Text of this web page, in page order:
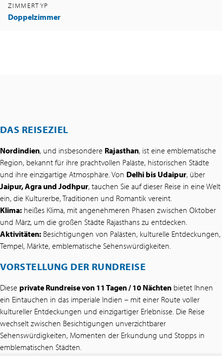
ZIMMERTYP
Doppelzimmer
DAS REISEZIEL
Nordindien, und insbesondere Rajasthan, ist eine emblematische
Region, bekannt für ihre prachtvollen Paläste, historischen Städte
und ihre einzigartige Atmosphäre. Von Delhi bis Udaipur, über
Jaipur, Agra und Jodhpur, tauchen Sie auf dieser Reise in eine Welt
ein, die Kulturerbe, Traditionen und Romantik vereint.
Klima: heißes Klima, mit angenehmeren Phasen zwischen Oktober
und März, um die großen Städte Rajasthans zu entdecken.
Aktivitäten: Besichtigungen von Palästen, kulturelle Entdeckungen,
Tempel, Märkte, emblematische Sehenswürdigkeiten.
VORSTELLUNG DER RUNDREISE
Diese private Rundreise von 11 Tagen / 10 Nächten bietet Ihnen
ein Eintauchen in das imperiale Indien – mit einer Route voller
kultureller Entdeckungen und einzigartiger Erlebnisse. Die Reise
wechselt zwischen Besichtigungen unverzichtbarer
Sehenswürdigkeiten, Momenten der Erkundung und Stopps in
emblematischen Städten.